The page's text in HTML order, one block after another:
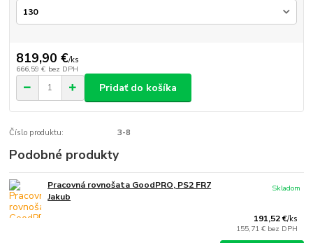
819,90 €/ks
666,59 € bez DPH
Pridať do košíka
Číslo produktu: 3-8
Podobné produkty
Pracovná rovnošata GoodPRO, PS2 FR7
Jakub
191,52 €/ks
155,71 € bez DPH
Skladom